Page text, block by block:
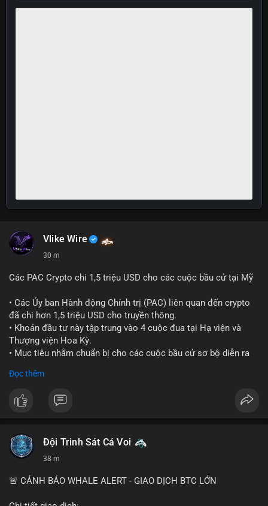
Vlike Wire
30 m
Các PAC Crypto chi 1,5 triệu USD cho các cuộc bầu cử tại Mỹ
• Các Ủy ban Hành động Chính trị (PAC) liên quan đến crypto
đã chi hơn 1,5 triệu USD cho truyền thông.
• Khoản đầu tư này tập trung vào 4 cuộc đua tại Hạ viện và
Thượng viện Hoa Kỳ.
• Mục tiêu nhằm chuẩn bị cho các cuộc bầu cử sơ bộ diễn ra
$btc $eth
#vlikevn #titanbot
Đọc thêm
Đội Trinh Sát Cá Voi
38 m
🚨 CẢNH BÁO WHALE ALERT - GIAO DỊCH BTC LỚN